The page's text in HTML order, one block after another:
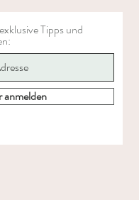
Tipps und
anmelden